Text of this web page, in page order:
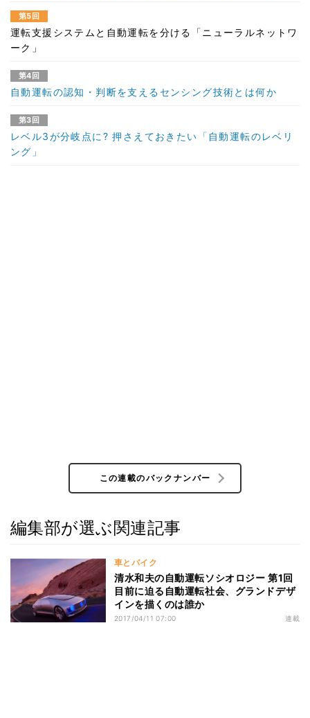
第5回
運転支援システムと自動運転を分ける「ニューラルネットワ
ーク」
第4回
自動運転の認知・判断を支えるセンシング技術とは何か
第3回
レベル3が分岐点に? 押さえておきたい「自動運転のレベリ
ング」
この連載のバックナンバー
編集部が選ぶ関連記事
車とバイク
清水和夫の自動運転ソシオロジー 第1回
目前に迫る自動運転社会、グランドデザ
インを描くのは誰か
2017/04/11 07:00 連載